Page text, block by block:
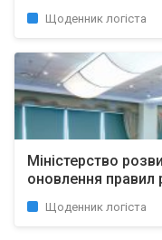
Щоденник логіста
Міністерство
оновлення правил
Щоденник логіста